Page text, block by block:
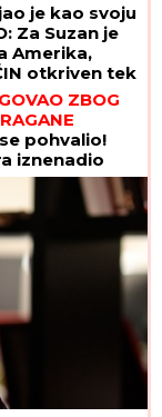
je kao svoju
Za Suzan je
Amerika,
otkriven tek
ZBOG
pohvalio!
iznenadio
priča